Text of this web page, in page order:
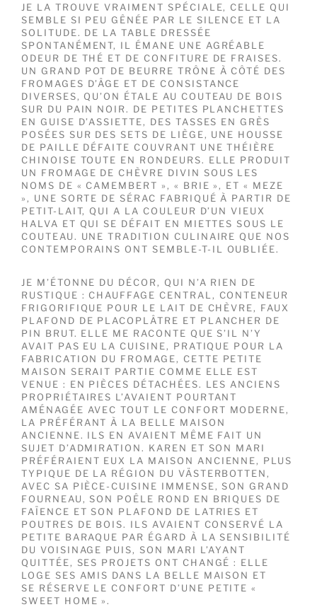
JE LA TROUVE VRAIMENT SPÉCIALE, CELLE QUI
SEMBLE SI PEU GÊNÉE PAR LE SILENCE ET LA
SOLITUDE. DE LA TABLE DRESSÉE
SPONTANÉMENT, IL ÉMANE UNE AGRÉABLE
ODEUR DE THÉ ET DE CONFITURE DE FRAISES.
UN GRAND POT DE BEURRE TRÔNE À CÔTÉ DES
FROMAGES D’ÂGE ET DE CONSISTANCE
DIVERSES, QU’ON ÉTALE AU COUTEAU DE BOIS
SUR DU PAIN NOIR. DE PETITES PLANCHETTES
EN GUISE D’ASSIETTE, DES TASSES EN GRÈS
POSÉES SUR DES SETS DE LIÈGE, UNE HOUSSE
DE PAILLE DÉFAITE COUVRANT UNE THÉIÈRE
CHINOISE TOUTE EN RONDEURS. ELLE PRODUIT
UN FROMAGE DE CHÈVRE DIVIN SOUS LES
NOMS DE « CAMEMBERT », « BRIE », ET « MEZE
», UNE SORTE DE SÉRAC FABRIQUÉ À PARTIR DE
PETIT-LAIT, QUI A LA COULEUR D’UN VIEUX
HALVA ET QUI SE DÉFAIT EN MIETTES SOUS LE
COUTEAU. UNE TRADITION CULINAIRE QUE NOS
CONTEMPORAINS ONT SEMBLE-T-IL OUBLIÉE.
JE M’ÉTONNE DU DÉCOR, QUI N’A RIEN DE
RUSTIQUE : CHAUFFAGE CENTRAL, CONTENEUR
FRIGORIFIQUE POUR LE LAIT DE CHÈVRE, FAUX
PLAFOND DE PLACOPLÂTRE ET PLANCHER DE
PIN BRUT. ELLE ME RACONTE QUE S’IL N’Y
AVAIT PAS EU LA CUISINE, PRATIQUE POUR LA
FABRICATION DU FROMAGE, CETTE PETITE
MAISON SERAIT PARTIE COMME ELLE EST
VENUE : EN PIÈCES DÉTACHÉES. LES ANCIENS
PROPRIÉTAIRES L’AVAIENT POURTANT
AMÉNAGÉE AVEC TOUT LE CONFORT MODERNE,
LA PRÉFÉRANT À LA BELLE MAISON
ANCIENNE. ILS EN AVAIENT MÊME FAIT UN
SUJET D’ADMIRATION. KAREN ET SON MARI
PRÉFÉRAIENT EUX LA MAISON ANCIENNE, PLUS
TYPIQUE DE LA RÉGION DU VÄSTERBOTTEN,
AVEC SA PIÈCE-CUISINE IMMENSE, SON GRAND
FOURNEAU, SON POÊLE ROND EN BRIQUES DE
FAÏENCE ET SON PLAFOND DE LATRIES ET
POUTRES DE BOIS. ILS AVAIENT CONSERVÉ LA
PETITE BARAQUE PAR ÉGARD À LA SENSIBILITÉ
DU VOISINAGE PUIS, SON MARI L’AYANT
QUITTÉE, SES PROJETS ONT CHANGÉ : ELLE
LOGE SES AMIS DANS LA BELLE MAISON ET
SE RÉSERVE LE CONFORT D’UNE PETITE «
SWEET HOME ».